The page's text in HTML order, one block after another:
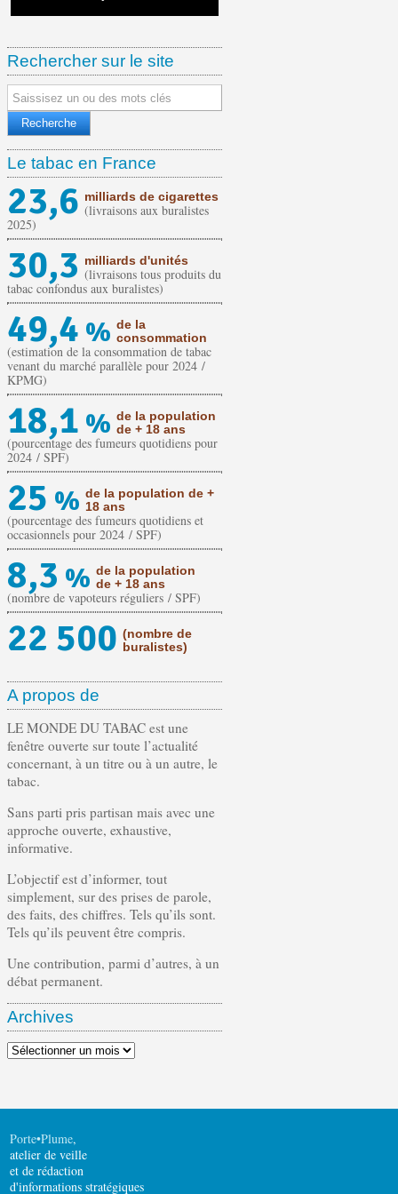
Rechercher sur le site
Le tabac en France
23,6 milliards de cigarettes
(livraisons aux buralistes
2025)
30,3 milliards d'unités
(livraisons tous produits du
tabac confondus aux buralistes)
49,4 % de la
consommation
(estimation de la consommation de tabac
venant du marché parallèle pour 2024 /
KPMG)
18,1 % de la population
de + 18 ans
(pourcentage des fumeurs quotidiens pour
2024 / SPF)
25 % de la population de +
18 ans
(pourcentage des fumeurs quotidiens et
occasionnels pour 2024 / SPF)
8,3 % de la population
de + 18 ans
(nombre de vapoteurs réguliers / SPF)
22 500 (nombre de
buralistes)
A propos de
LE MONDE DU TABAC est une
fenêtre ouverte sur toute l’actualité
concernant, à un titre ou à un autre, le
tabac.
Sans parti pris partisan mais avec une
approche ouverte, exhaustive,
informative.
L’objectif est d’informer, tout
simplement, sur des prises de parole,
des faits, des chiffres. Tels qu’ils sont.
Tels qu’ils peuvent être compris.
Une contribution, parmi d’autres, à un
débat permanent.
Archives
Archives
Porte•Plume,
atelier de veille
et de rédaction
d'informations stratégiques